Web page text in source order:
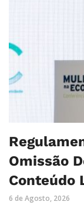
Omissão
Conteúdo
6 de Agosto, 2026